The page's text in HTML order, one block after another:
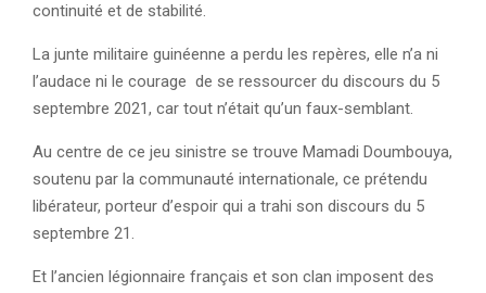
continuité et de stabilité.
La junte militaire guinéenne a perdu les repères, elle n’a ni
l’audace ni le courage de se ressourcer du discours du 5
septembre 2021, car tout n’était qu’un faux-semblant.
Au centre de ce jeu sinistre se trouve Mamadi Doumbouya,
soutenu par la communauté internationale, ce prétendu
libérateur, porteur d’espoir qui a trahi son discours du 5
septembre 21.
Et l’ancien légionnaire français et son clan imposent des